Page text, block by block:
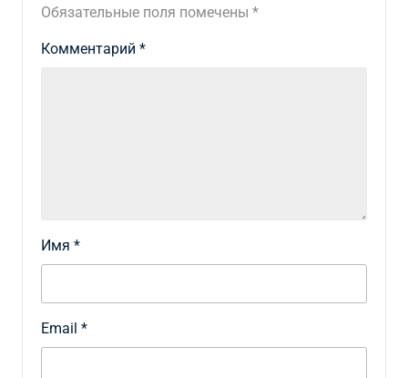
Обязательные поля помечены *
Комментарий *
Имя *
Email *